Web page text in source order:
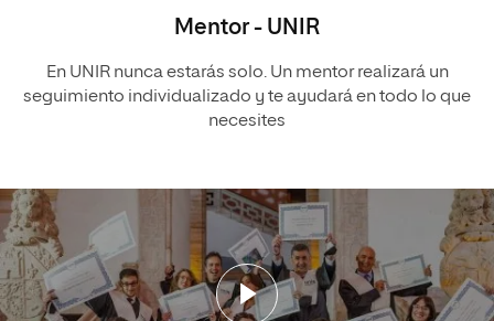
Mentor - UNIR
En UNIR nunca estarás solo. Un mentor realizará un
seguimiento individualizado y te ayudará en todo lo que
necesites